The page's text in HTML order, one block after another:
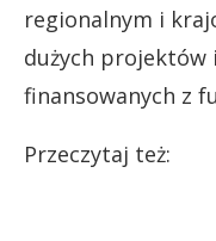
regionalnym i
dużych
finansowanych z
Przeczytaj też: